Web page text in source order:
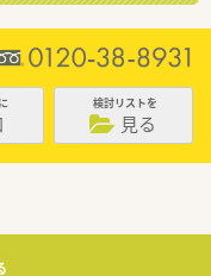
検討リストを
見る